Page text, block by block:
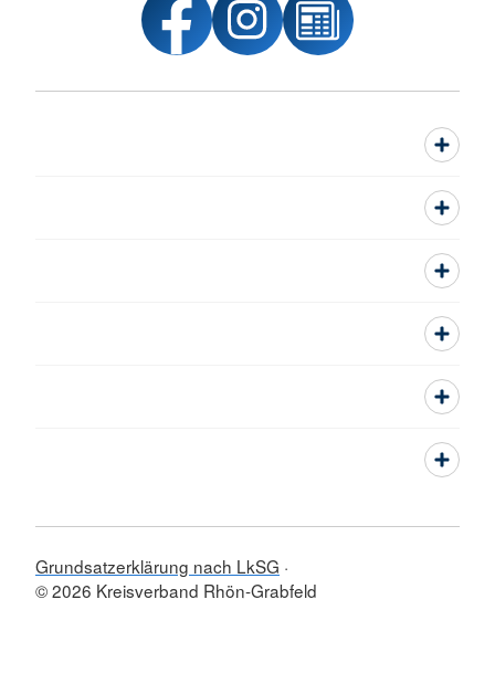
Grundsatzerklärung nach LkSG
© 2026 Kreisverband Rhön-Grabfeld